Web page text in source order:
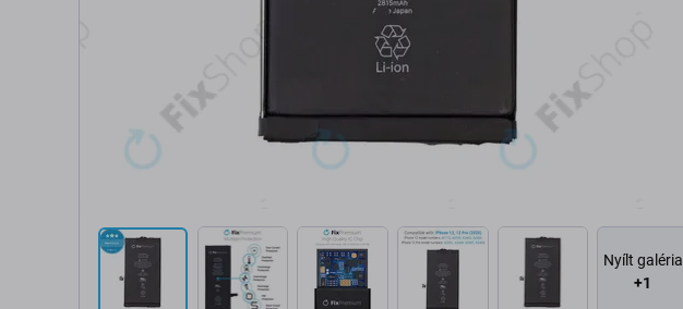
Nyílt galéria
+1